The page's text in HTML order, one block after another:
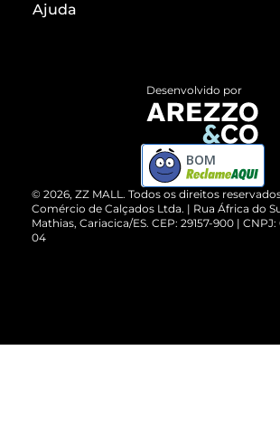
Termos de Uso
ZZ MALL é confiável
Cartão Presente
Vendas Corporativas
Ajuda
Devolução do Produto
Compre pelo WhatsApp
© 2026, ZZ MALL. Todos os direitos
Comércio de Calçados Ltda. | Rua África do
Mathias, Cariacica/ES. CEP: 29157-900 |
04
Desenvolvido por
BOM